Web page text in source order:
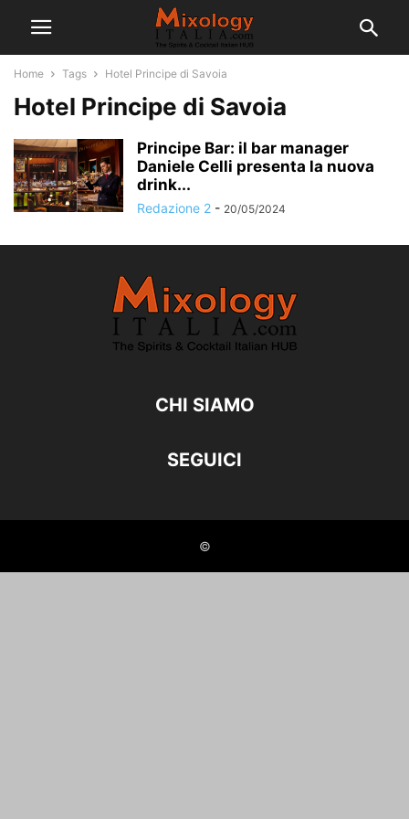
Home Tags Hotel Principe di Savoia
Hotel Principe di Savoia
Principe Bar: il bar manager
Daniele Celli presenta la nuova
drink...
Redazione 2 - 20/05/2024
CHI SIAMO
SEGUICI
©